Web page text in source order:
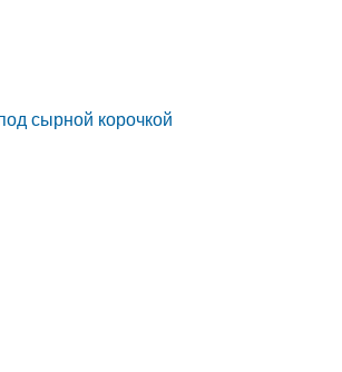
сырной корочкой